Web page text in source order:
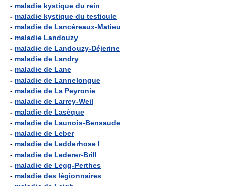
- maladie kystique du rein
- maladie kystique du testicule
- maladie de Lancéreaux-Matieu
- maladie Landouzy
- maladie de Landouzy-Déjerine
- maladie de Landry
- maladie de Lane
- maladie de Lannelongue
- maladie de La Peyronie
- maladie de Larrey-Weil
- maladie de Lasèque
- maladie de Launois-Bensaude
- maladie de Leber
- maladie de Ledderhose I
- maladie de Lederer-Brill
- maladie de Legg-Perthes
- maladie des légionnaires